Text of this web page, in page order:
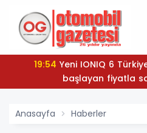
19:54
başlayan fiyatla
Anasayfa Haberler